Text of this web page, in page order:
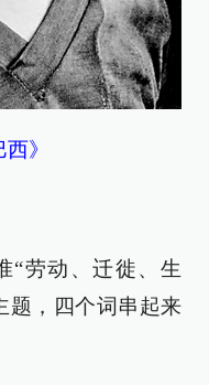
》
“劳动、迁徙、生
题，四个词串起来